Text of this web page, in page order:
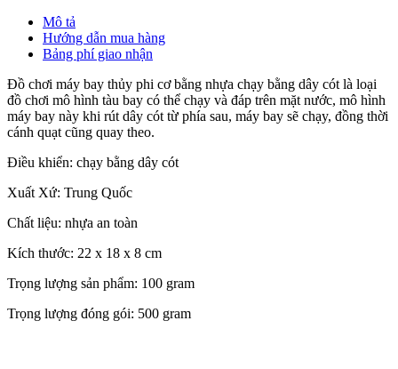
Mô tả
Hướng dẫn mua hàng
Bảng phí giao nhận
Đồ chơi máy bay thủy phi cơ bằng nhựa chạy bằng dây cót là loại
đồ chơi mô hình tàu bay có thể chạy và đáp trên mặt nước, mô hình
máy bay này khi rút dây cót từ phía sau, máy bay sẽ chạy, đồng thời
cánh quạt cũng quay theo.
Điều khiển: chạy bằng dây cót
Xuất Xứ: Trung Quốc
Chất liệu: nhựa an toàn
Kích thước: 22 x 18 x 8 cm
Trọng lượng sản phẩm: 100 gram
Trọng lượng đóng gói: 500 gram